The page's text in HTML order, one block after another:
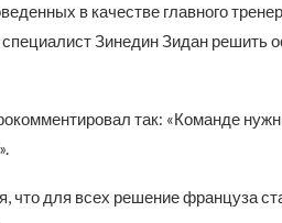
в качестве главного
Зинедин Зидан решить
так: «Команде
что для всех решение француза